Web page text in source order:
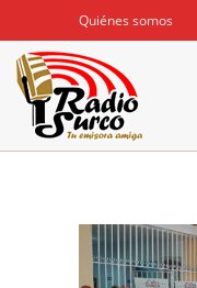
al
contenido
Quiénes somos